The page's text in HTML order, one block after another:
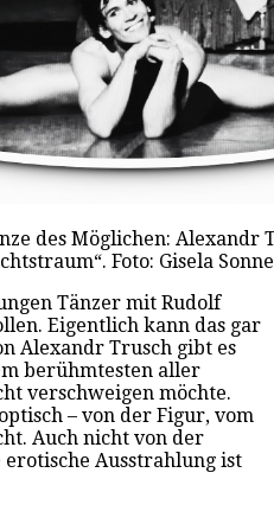
des Möglichen: Alexandr
Foto: Gisela
Tänzer mit Rudolf
Eigentlich kann das gar
Alexandr Trusch gibt es
berühmtesten aller
verschweigen möchte.
– von der Figur, vom
Auch nicht von der
Ausstrahlung ist